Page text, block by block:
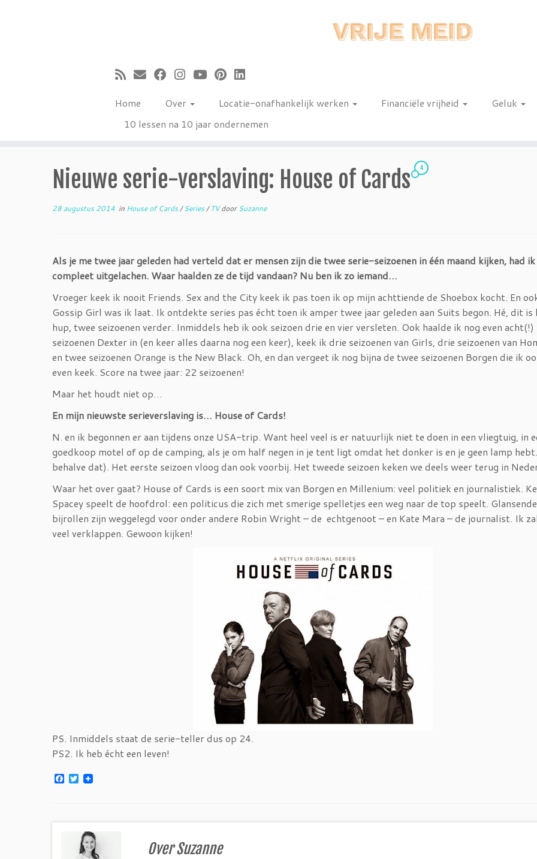
Home Over Locatie-onafhankelijk werken Financiële vrijheid Geluk
10 lessen na 10 jaar ondernemen
Nieuwe serie-verslaving: House of Cards 4
28 augustus 2014 in House of Cards/Series/TVdoorSuzanne
Als je me twee jaar geleden had verteld dat er mensen zijn die twee serie-seizoenen in één maand kijken, had ik
compleet uitgelachen. Waar haalden ze de tijd vandaan? Nu ben ik zo iemand…
Vroeger keek ik nooit Friends. Sex and the City keek ik pas toen ik op mijn achttiende de Shoebox kocht. En
Gossip Girl was ik laat. Ik ontdekte series pas écht toen ik amper twee jaar geleden aan Suits begon. Hé, dit is
hup, twee seizoenen verder. Inmiddels heb ik ook seizoen drie en vier versleten. Ook haalde ik nog even acht(!)
seizoenen Dexter in (en keer alles daarna nog een keer), keek ik drie seizoenen van Girls, drie seizoenen van
en twee seizoenen Orange is the New Black. Oh, en dan vergeet ik nog bijna de twee seizoenen Borgen die ik
even keek. Score na twee jaar: 22 seizoenen!
Maar het houdt niet op…
En mijn nieuwste serieverslaving is… House of Cards!
N. en ik begonnen er aan tijdens onze USA-trip. Want heel veel is er natuurlijk niet te doen in een vliegtuig, in
goedkoop motel of op de camping, als je om half negen in je tent ligt omdat het donker is en je geen lamp
behalve dat). Het eerste seizoen vloog dan ook voorbij. Het tweede seizoen keken we deels weer terug in
Waar het over gaat? House of Cards is een soort mix van Borgen en Millenium: veel politiek en journalistiek.
Spacey speelt de hoofdrol: een politicus die zich met smerige spelletjes een weg naar de top speelt. Glansende
bijrollen zijn weggelegd voor onder andere Robin Wright – de echtgenoot – en Kate Mara – de journalist. Ik
veel verklappen. Gewoon kijken!
PS. Inmiddels staat de serie-teller dus op 24.
PS2. Ik heb écht een leven!
F
o
T
w
e
r
Over Suzanne